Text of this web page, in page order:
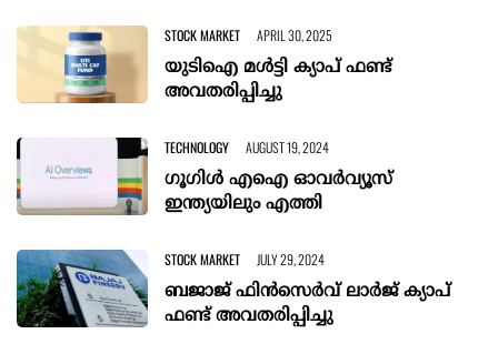
STOCK MARKET APRIL 30, 2025
യുടിഐ മള്‍ട്ടി ക്യാപ് ഫണ്ട്
അവതരിപ്പിച്ചു
TECHNOLOGY AUGUST 19, 2024
ഗൂഗിൾ എഐ ഓവർവ്യൂസ്
ഇന്ത്യയിലും എത്തി
STOCK MARKET JULY 29, 2024
ബജാജ് ഫിന്‍സെര്‍വ് ലാര്‍ജ് ക്യാപ്
ഫണ്ട് അവതരിപ്പിച്ചു